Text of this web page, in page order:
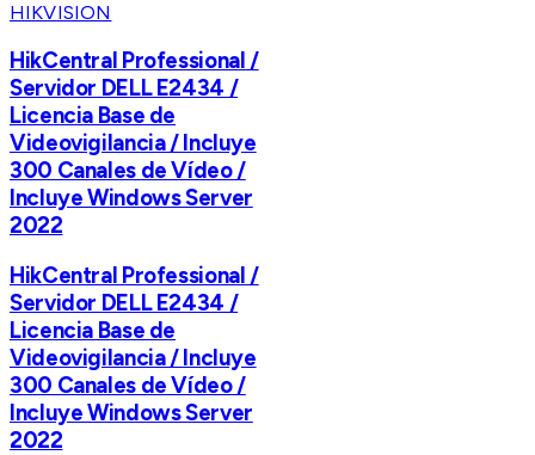
HIKVISION
HikCentral Professional /
Servidor DELL E2434 /
Licencia Base de
Videovigilancia / Incluye
300 Canales de Vídeo /
Incluye Windows Server
2022
HikCentral Professional /
Servidor DELL E2434 /
Licencia Base de
Videovigilancia / Incluye
300 Canales de Vídeo /
Incluye Windows Server
2022